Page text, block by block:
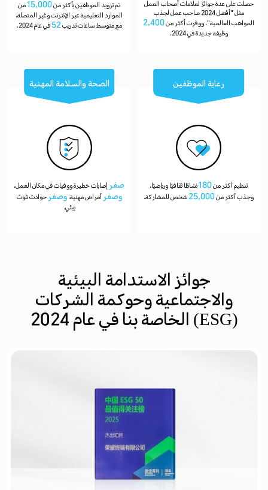
حصلت على عدة جوائز لعلامات أصحاب العمل
مثل "أفضل 2024 صاحب عمل لجذب
المواهب العالمية"، ووفرت أكثر من2,400
وظيفة جديدة في 2024.
تم تزويد الموظفين بأكثر من15,000من
الموارد التعليمية عبر الإنترنت وغير المتصلة،
مع متوسط ساعات تدريب52في عام 2024.
رعاية الموظفين
تنظيم أكثر من180نشاطًا ثقافيًا ورياضيًا،
وجذب أكثر من25,000شخص للمشاركة.
الصحة والسلامة المهنية
صفرإصابات خطيرة ووفيات في مكان العمل،
وصفرأمراض مهنية،وصفرحوادث تلوث
بيئي.
جوائز الاستدامة البيئية
والاجتماعية وحوكمة الشركات
(ESG) الخاصة بنا في عام 2024